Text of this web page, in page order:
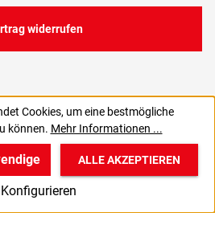
widerrufen
Cookies, um eine bestmögliche
können. Mehr Informationen ...
Konfigurieren
ALLE AKZEPTIEREN
v
Produkte
B